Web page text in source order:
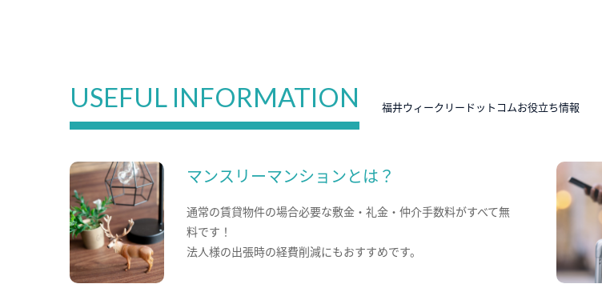
USEFUL INFORMATION 福井ウィークリードットコムお役立ち情報
マンスリーマンションとは？
通常の賃貸物件の場合必要な敷金・礼金・仲介手数料がすべて無
料です！
法人様の出張時の経費削減にもおすすめです。